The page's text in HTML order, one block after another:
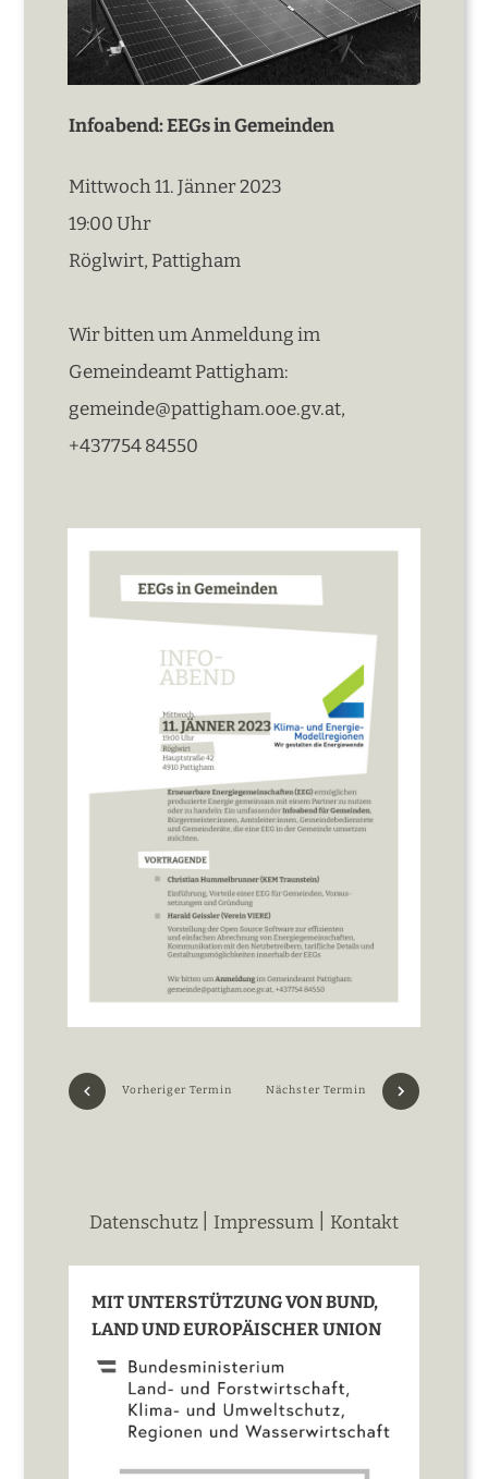
Infoabend: EEGs in Gemeinden
Mittwoch 11. Jänner 2023
19:00 Uhr
Röglwirt, Pattigham
Wir bitten um Anmeldung im
Gemeindeamt Pattigham:
gemeinde@pattigham.ooe.gv.at,
+437754 84550
Vorheriger Termin Nächster Termin
Datenschutz Impressum Kontakt
MIT UNTERSTÜTZUNG VON BUND,
LAND UND EUROPÄISCHER UNION